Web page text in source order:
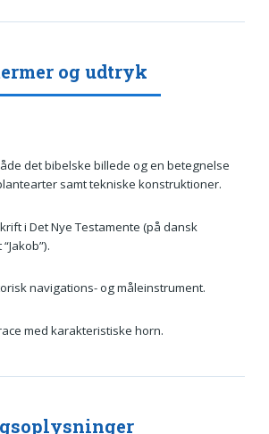
og udtryk
det bibelske billede og en betegnelse
samt tekniske konstruktioner.
i Det Nye Testamente (på dansk
navigations- og måleinstrument.
med karakteristiske horn.